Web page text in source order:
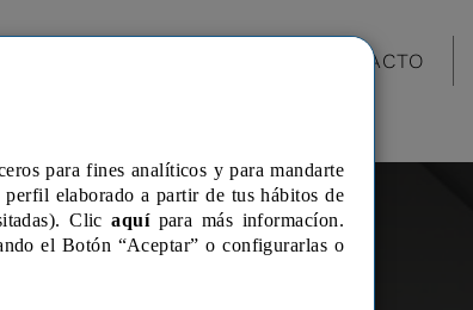
CONTACTO
para fines analí­ticos y para mandarte
elaborado a partir de tus hábitos de
Clicaquípara más informacíon.
el Botón “Aceptar” o configurarlas o